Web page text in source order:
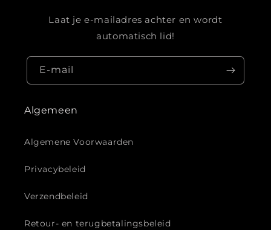
Laat je e-mailadres achter en wordt
automatisch lid!
E‑mail
Algemeen
Algemene Voorwaarden
Privacybeleid
Verzendbeleid
Retour- en terugbetalingsbeleid